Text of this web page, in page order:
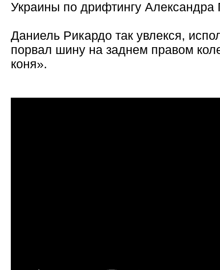
Украины по дрифтингу Александра
Даниель Рикардо так увлекся,
порвал шину на заднем правом
коня».